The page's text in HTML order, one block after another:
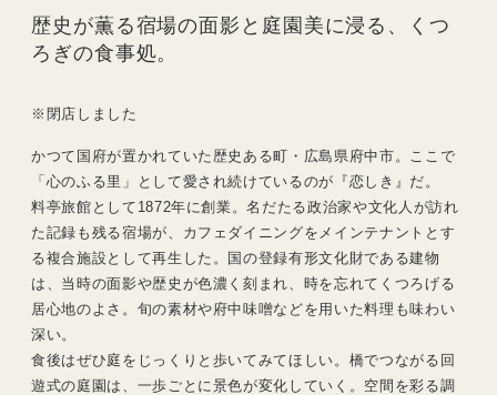
歴史が薫る宿場の面影と庭園美に浸る、くつ
ろぎの食事処。
※閉店しました
かつて国府が置かれていた歴史ある町・広島県府中市。ここで
「心のふる里」として愛され続けているのが『恋しき』だ。
料亭旅館として1872年に創業。名だたる政治家や文化人が訪れ
た記録も残る宿場が、カフェダイニングをメインテナントとす
る複合施設として再生した。国の登録有形文化財である建物
は、当時の面影や歴史が色濃く刻まれ、時を忘れてくつろげる
居心地のよさ。旬の素材や府中味噌などを用いた料理も味わい
深い。
食後はぜひ庭をじっくりと歩いてみてほしい。橋でつながる回
遊式の庭園は、一歩ごとに景色が変化していく。空間を彩る調